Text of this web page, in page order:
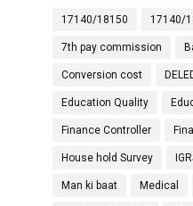
17140/18150 17140/
7th pay commission
Conversion cost
Education Quality
Finance Controller
House hold Survey
Man ki baat Medical